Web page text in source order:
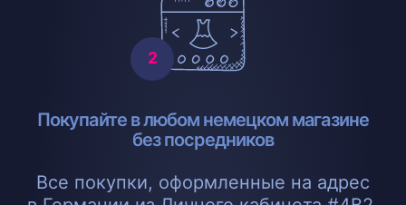
Покупайте в любом немецком магазине
без посредников
Все покупки, оформленные на адрес